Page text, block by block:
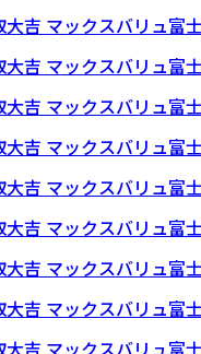
大吉 マックスバリュ富
大吉 マックスバリュ富
大吉 マックスバリュ富
大吉 マックスバリュ富
大吉 マックスバリュ富
大吉 マックスバリュ富
大吉 マックスバリュ富
大吉 マックスバリュ富